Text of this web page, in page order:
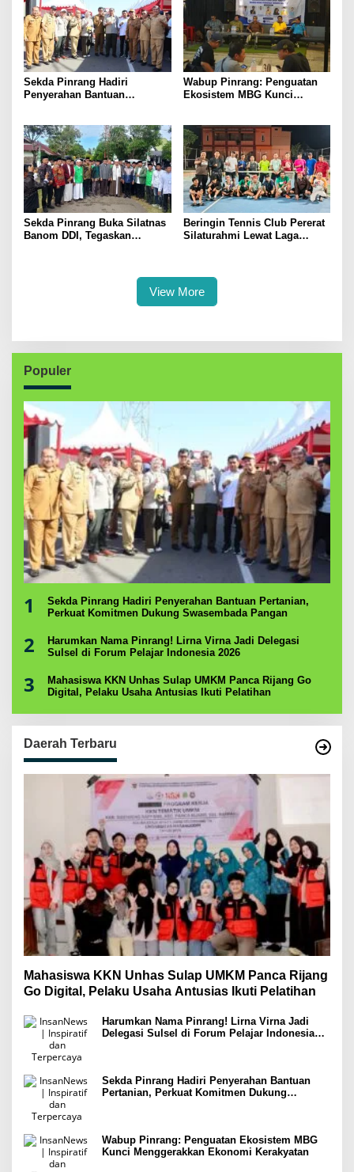
Sekda Pinrang Hadiri
Penyerahan Bantuan
Wabup Pinrang: Penguatan
Ekosistem MBG Kunci
Sekda Pinrang Buka Silatnas
Banom DDI, Tegaskan
Beringin Tennis Club Pererat
Silaturahmi Lewat Laga
View More
Populer
1
Sekda Pinrang Hadiri Penyerahan Bantuan Pertanian,
Perkuat Komitmen Dukung Swasembada Pangan
2
Harumkan Nama Pinrang! Lirna Virna Jadi Delegasi
Sulsel di Forum Pelajar Indonesia 2026
3
Mahasiswa KKN Unhas Sulap UMKM Panca Rijang Go
Digital, Pelaku Usaha Antusias Ikuti Pelatihan
Daerah Terbaru
Mahasiswa KKN Unhas Sulap UMKM Panca Rijang
Go Digital, Pelaku Usaha Antusias Ikuti Pelatihan
Harumkan Nama Pinrang! Lirna Virna Jadi
Delegasi Sulsel di Forum Pelajar Indonesia
Sekda Pinrang Hadiri Penyerahan Bantuan
Pertanian, Perkuat Komitmen Dukung
Wabup Pinrang: Penguatan Ekosistem MBG
Kunci Menggerakkan Ekonomi Kerakyatan